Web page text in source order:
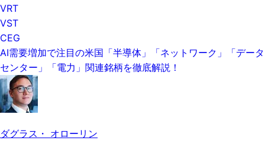
VRT
VST
CEG
AI需要増加で注目の米国「半導体」「ネットワーク」「データ
センター」「電力」関連銘柄を徹底解説！
ダグラス・ オローリン